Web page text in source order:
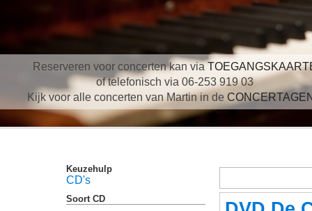
Reserveren voor concerten kan via
of telefonisch via 06-253 919 03
Kijk voor alle concerten van Martin in de
Keuzehulp
CD's
Soort CD